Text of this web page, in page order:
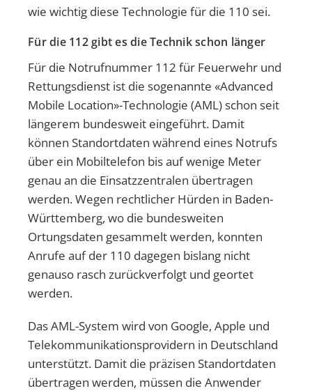
wie wichtig diese Technologie für die 110 sei.
Für die 112 gibt es die Technik schon länger
Für die Notrufnummer 112 für Feuerwehr und
Rettungsdienst ist die sogenannte «Advanced
Mobile Location»-Technologie (AML) schon seit
längerem bundesweit eingeführt. Damit
können Standortdaten während eines Notrufs
über ein Mobiltelefon bis auf wenige Meter
genau an die Einsatzzentralen übertragen
werden. Wegen rechtlicher Hürden in Baden-
Württemberg, wo die bundesweiten
Ortungsdaten gesammelt werden, konnten
Anrufe auf der 110 dagegen bislang nicht
genauso rasch zurückverfolgt und geortet
werden.
Das AML-System wird von Google, Apple und
Telekommunikationsprovidern in Deutschland
unterstützt. Damit die präzisen Standortdaten
übertragen werden, müssen die Anwender